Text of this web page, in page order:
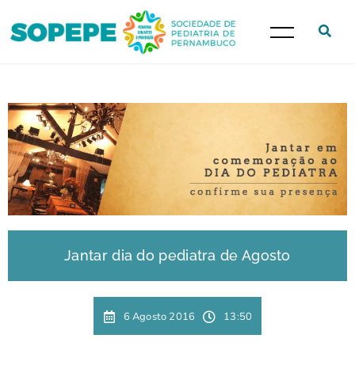
Jantar dia do pediatra de Agosto
6 Agosto 2016 13:50